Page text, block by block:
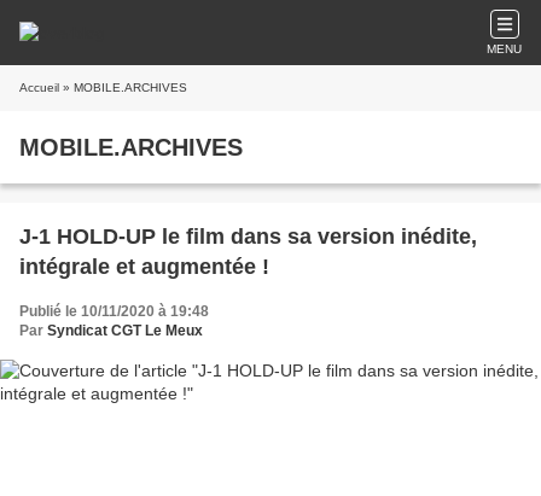
MENU
Accueil » MOBILE.ARCHIVES
MOBILE.ARCHIVES
J-1 HOLD-UP le film dans sa version inédite,
intégrale et augmentée !
Publié le 10/11/2020 à 19:48
Par Syndicat CGT Le Meux